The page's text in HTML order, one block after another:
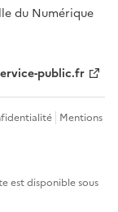
du Numérique
public.fr
Mentions
est disponible sous